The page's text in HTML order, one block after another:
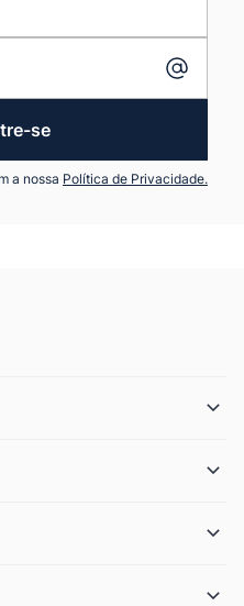
se
a nossa Política de Privacidade.